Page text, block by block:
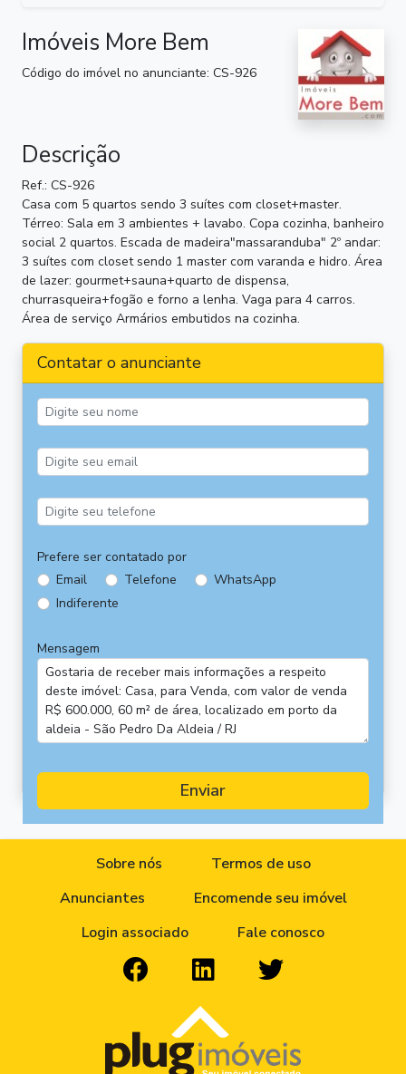
Imóveis More Bem
Código do imóvel no anunciante: CS-926
Descrição
Ref.: CS-926
Casa com 5 quartos sendo 3 suítes com closet+master.
Térreo: Sala em 3 ambientes + lavabo. Copa cozinha, banheiro
social 2 quartos. Escada de madeira"massaranduba" 2º andar:
3 suítes com closet sendo 1 master com varanda e hidro. Área
de lazer: gourmet+sauna+quarto de dispensa,
churrasqueira+fogão e forno a lenha. Vaga para 4 carros.
Área de serviço Armários embutidos na cozinha.
Contatar o anunciante
Prefere ser contatado por
Email
Telefone
WhatsApp
Indiferente
Mensagem
Enviar
Sobre nós
Termos de uso
Anunciantes
Encomende seu imóvel
Login associado
Fale conosco